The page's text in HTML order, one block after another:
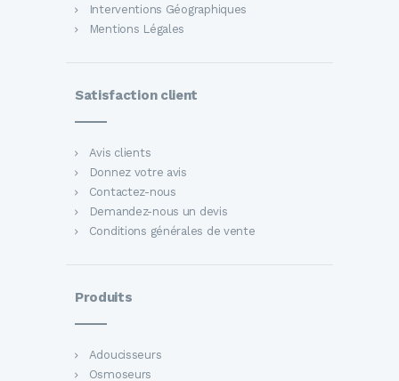
Interventions Géographiques
Mentions Légales
Satisfaction client
Avis clients
Donnez votre avis
Contactez-nous
Demandez-nous un devis
Conditions générales de vente
Produits
Adoucisseurs
Osmoseurs